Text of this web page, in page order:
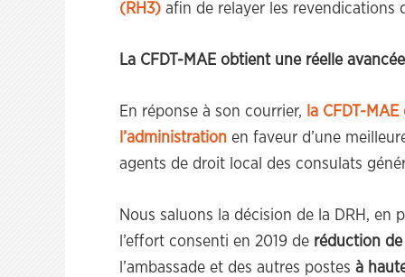
(RH3) afin de relayer les revendications
La CFDT-MAE obtient une réelle
En réponse à son courrier, la CFDT-
l’administration en faveur d’une
agents de droit local des consulats
Nous saluons la décision de la DRH, en
l’effort consenti en 2019 de réduction de
l’ambassade et des autres postes à